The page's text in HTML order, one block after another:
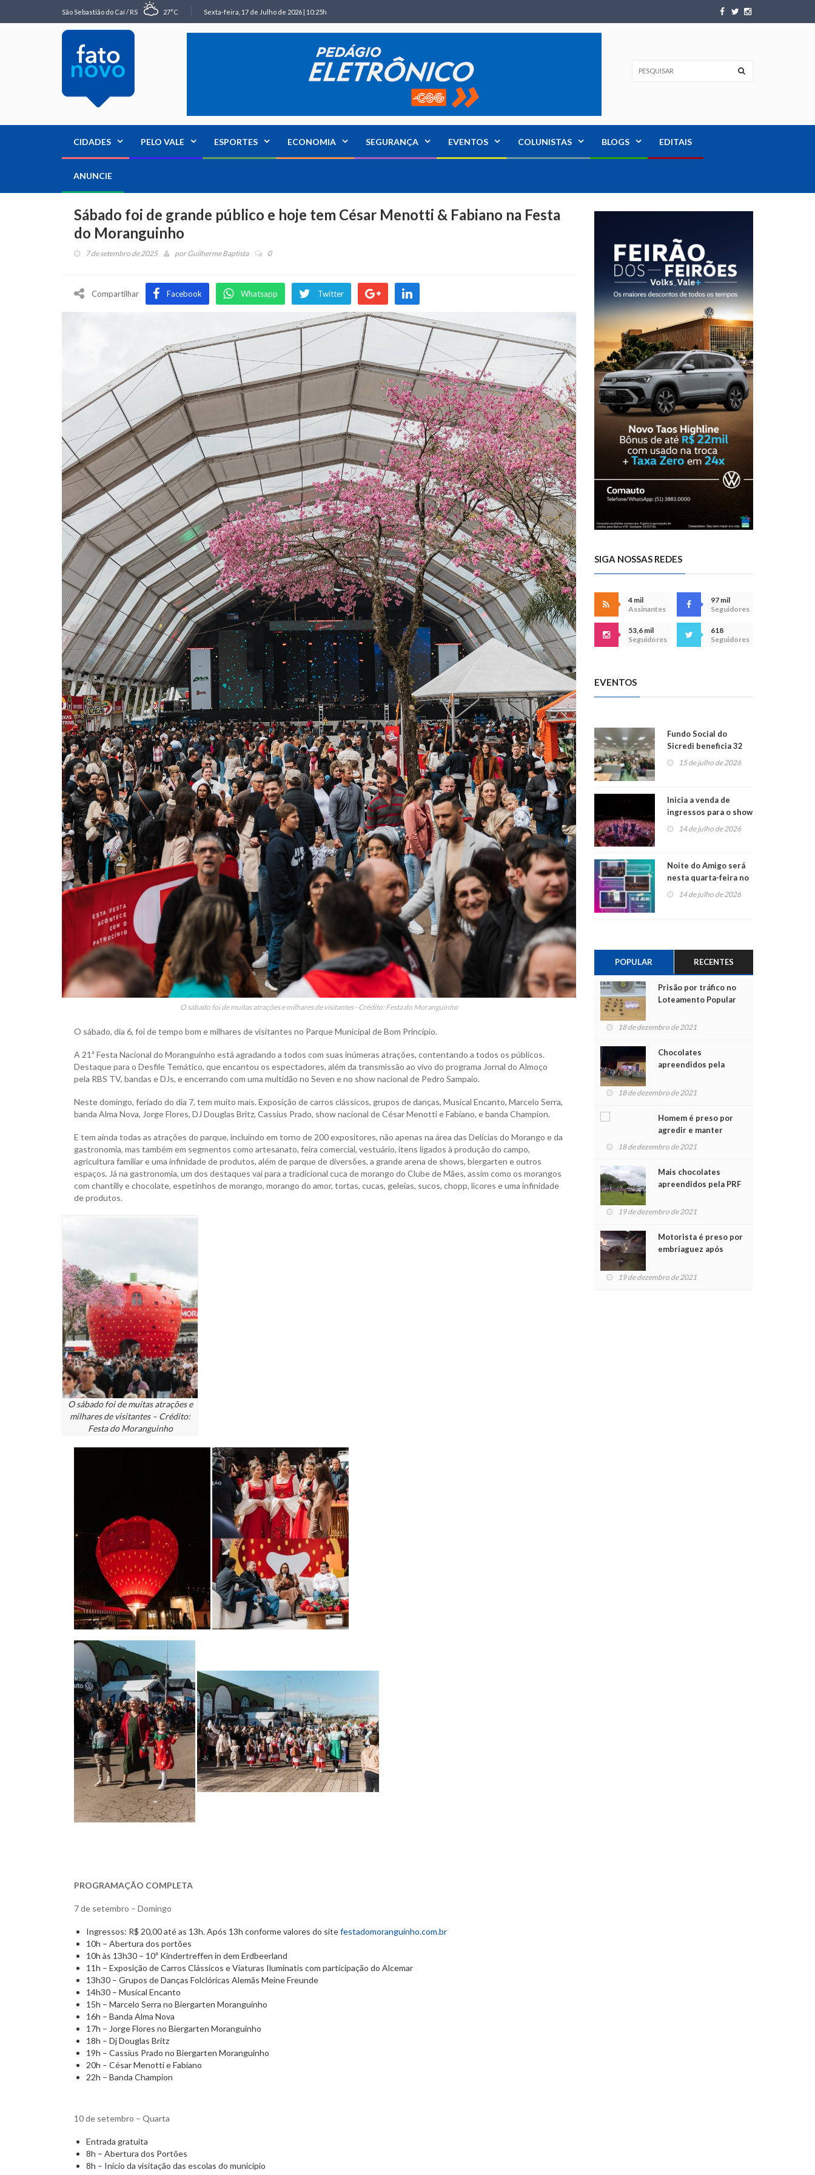
São Sebastião do Caí / RS 27°C Sexta-feira, 17 de Julho de 2026 | 10:25h
CIDADES PELO VALE ESPORTES ECONOMIA SEGURANÇA EVENTOS COLUNISTAS BLOGS EDITAIS
ANUNCIE
Sábado foi de grande público e hoje tem César Menotti & Fabiano na Festa
do Moranguinho
7 de setembro de 2025 porGuilherme Baptista 0
Compartilhar Facebook Whatsapp Twitter
O sábado foi de muitas atrações e milhares de visitantes - Crédito: Festa do Moranguinho
O sábado, dia 6, foi de tempo bom e milhares de visitantes no Parque Municipal de Bom Princípio.
A 21ª Festa Nacional do Moranguinho está agradando a todos com suas inúmeras atrações, contentando a todos os públicos.
Destaque para o Desfile Temático, que encantou os espectadores, além da transmissão ao vivo do programa Jornal do Almoço
pela RBS TV, bandas e DJs, e encerrando com uma multidão no Seven e no show nacional de Pedro Sampaio.
Neste domingo, feriado do dia 7, tem muito mais. Exposição de carros clássicos, grupos de danças, Musical Encanto, Marcelo Serra,
banda Alma Nova, Jorge Flores, DJ Douglas Britz, Cassius Prado, show nacional de César Menotti e Fabiano, e banda Champion.
E tem ainda todas as atrações do parque, incluindo em torno de 200 expositores, não apenas na área das Delícias do Morango e da
gastronomia, mas também em segmentos como artesanato, feira comercial, vestuário, itens ligados à produção do campo,
agricultura familiar e uma infinidade de produtos, além de parque de diversões, a grande arena de shows, biergarten e outros
espaços. Já na gastronomia, um dos destaques vai para a tradicional cuca de morango do Clube de Mães, assim como os morangos
com chantilly e chocolate, espetinhos de morango, morango do amor, tortas, cucas, geleias, sucos, chopp, licores e uma infinidade
de produtos.
O sábado foi de muitas atrações e
milhares de visitantes – Crédito:
Festa do Moranguinho
PROGRAMAÇÃO COMPLETA
7 de setembro – Domingo
Ingressos: R$ 20,00 até as 13h. Após 13h conforme valores do sitefestadomoranguinho.com.br
10h – Abertura dos portões
10h às 13h30 – 10ª Kindertreffen in dem Erdbeerland
11h – Exposição de Carros Clássicos e Viaturas Iluminatis com participação do Alcemar
13h30 – Grupos de Danças Folclóricas Alemãs Meine Freunde
14h30 – Musical Encanto
15h – Marcelo Serra no Biergarten Moranguinho
16h – Banda Alma Nova
17h – Jorge Flores no Biergarten Moranguinho
18h – Dj Douglas Britz
19h – Cassius Prado no Biergarten Moranguinho
20h – César Menotti e Fabiano
22h – Banda Champion
10 de setembro – Quarta
Entrada gratuita
8h – Abertura dos Portões
8h – Início da visitação das escolas do município
SIGA NOSSAS REDES
4 mil
Assinantes
97 mil
Seguidores
53,6 mil
Seguidores
618
Seguidores
EVENTOS
Fundo Social do
Sicredi beneficia 32
projetos em
15 de julho de 2026
Inicia a venda de
ingressos para o show
do Jota Quest nos 45
anos da Sicredi Ouro
14 de julho de 2026
Noite do Amigo será
nesta quarta-feira no
Centro de Cultura de
14 de julho de 2026
POPULAR RECENTES
Prisão por tráfico no
Loteamento Popular
18 de dezembro de 2021
Chocolates
apreendidos pela
para crianças na
18 de dezembro de 2021
Homem é preso por
agredir e manter
mulher em cárcere
18 de dezembro de 2021
Mais chocolates
apreendidos pela PRF
crianças no Natal
19 de dezembro de 2021
Motorista é preso por
embriaguez após
feridos
19 de dezembro de 2021